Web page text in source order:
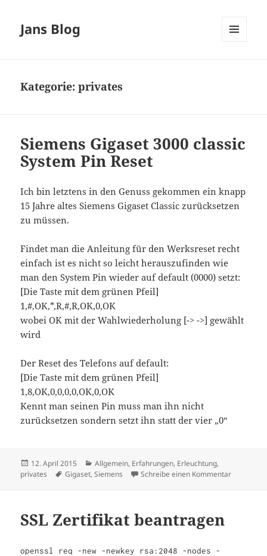
Jans Blog
Kategorie:privates
Siemens Gigaset 3000 classic
System Pin Reset
Ich bin letztens in den Genuss gekommen ein knapp
15 Jahre altes Siemens Gigaset Classic zurücksetzen
zu müssen.
Findet man die Anleitung für den Werksreset recht
einfach ist es nicht so leicht herauszufinden wie
man den System Pin wieder auf default (0000) setzt:
[Die Taste mit dem grünen Pfeil]
1,#,OK,*,R,#,R,OK,0,OK
wobei OK mit der Wahlwiederholung [-> ->] gewählt
wird
Der Reset des Telefons auf default:
[Die Taste mit dem grünen Pfeil]
1,8,OK,0,0,0,0,OK,0,OK
Kennt man seinen Pin muss man ihn nicht
zurücksetzen sondern setzt ihn statt der vier „0“
Veröffentlicht
am
12. April 2015 Kategorien
Allgemein, Erfahrungen, Erleuchtung,
privates
Schlagwörter
Gigaset,Siemens Schreibe einen Kommentarzu
SSL Zertifikat beantragen
openssl req -new -newkey rsa:2048 -nodes -